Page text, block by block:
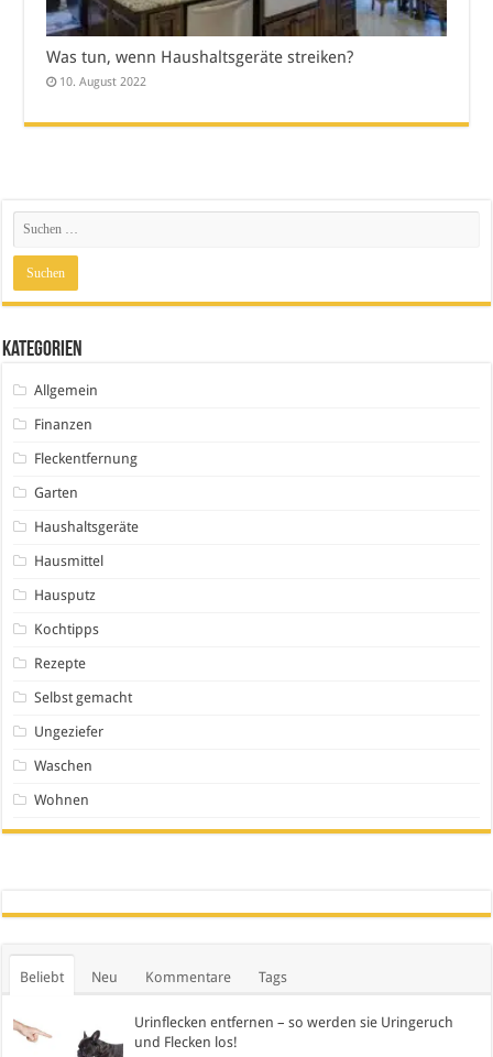
Was tun, wenn Haushaltsgeräte streiken?
10. August 2022
Kategorien
Allgemein
Finanzen
Fleckentfernung
Garten
Haushaltsgeräte
Hausmittel
Hausputz
Kochtipps
Rezepte
Selbst gemacht
Ungeziefer
Waschen
Wohnen
Beliebt Neu Kommentare Tags
Urinflecken entfernen – so werden sie Uringeruch
und Flecken los!